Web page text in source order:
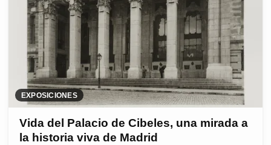
EXPOSICIONES
Vida del Palacio de Cibeles, una mirada a
la historia viva de Madrid